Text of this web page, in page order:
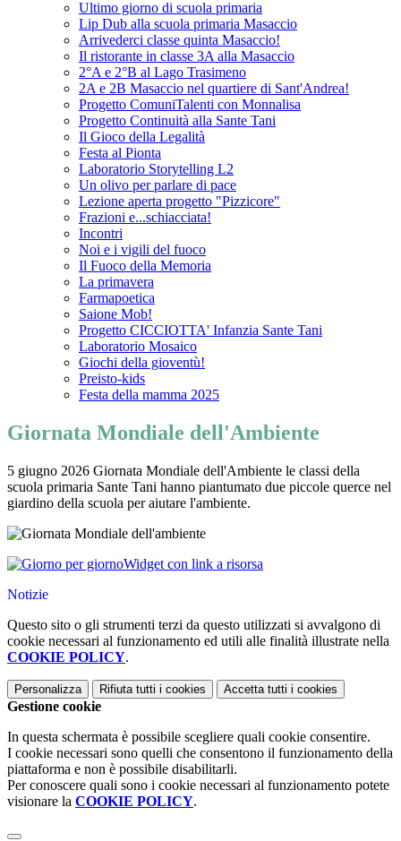
Ultimo giorno di scuola primaria
Lip Dub alla scuola primaria Masaccio
Arrivederci classe quinta Masaccio!
Il ristorante in classe 3A alla Masaccio
2°A e 2°B al Lago Trasimeno
2A e 2B Masaccio nel quartiere di Sant'Andrea!
Progetto ComuniTalenti con Monnalisa
Progetto Continuità alla Sante Tani
Il Gioco della Legalità
Festa al Pionta
Laboratorio Storytelling L2
Un olivo per parlare di pace
Lezione aperta progetto "Pizzicore"
Frazioni e...schiacciata!
Incontri
Noi e i vigili del fuoco
Il Fuoco della Memoria
La primavera
Farmapoetica
Saione Mob!
Progetto CICCIOTTA' Infanzia Sante Tani
Laboratorio Mosaico
Giochi della gioventù!
Preisto-kids
Festa della mamma 2025
Giornata Mondiale dell'Ambiente
5 giugno 2026 Giornata Mondiale dell'Ambiente le classi della
scuola primaria Sante Tani hanno piantumato due piccole querce nel
giardino della scuola per aiutare l'ambiente.
Widget con link a risorsa
Notizie
Questo sito o gli strumenti terzi da questo utilizzati si avvalgono di
cookie necessari al funzionamento ed utili alle finalità illustrate nella
COOKIE POLICY.
Personalizza Rifiuta tutti i cookies Accetta tutti i cookies
Gestione cookie
In questa schermata è possibile scegliere quali cookie consentire.
I cookie necessari sono quelli che consentono il funzionamento della
piattaforma e non è possibile disabilitarli.
Per conoscere quali sono i cookie necessari al funzionamento potete
visionare la COOKIE POLICY.